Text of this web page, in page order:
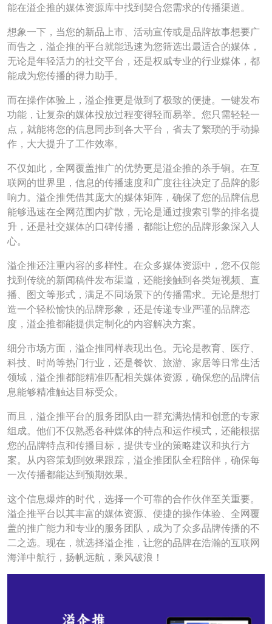
能在溢企推的媒体资源库中找到契合您需求的传播渠道。
想象一下，当您的新品上市、活动宣传或是品牌故事想要广
而告之，溢企推的平台就能迅速为您筛选出最适合的媒体，
无论是年轻活力的社交平台，还是权威专业的行业媒体，都
能成为您传播的得力助手。
而在操作体验上，溢企推更是做到了极致的便捷。一键发布
功能，让复杂的媒体投放过程变得轻而易举。您只需轻轻一
点，就能将您的信息同步到各大平台，省去了繁琐的手动操
作，大大提升了工作效率。
不仅如此，全网覆盖推广的优势更是溢企推的杀手锏。在互
联网的世界里，信息的传播速度和广度往往决定了品牌的影
响力。溢企推凭借其庞大的媒体矩阵，确保了您的品牌信息
能够迅速在全网范围内扩散，无论是通过搜索引擎的排名提
升，还是社交媒体的口碑传播，都能让您的品牌形象深入人
心。
溢企推还注重内容的多样性。在众多媒体资源中，您不仅能
找到传统的新闻稿件发布渠道，还能接触到各类短视频、直
播、图文等形式，满足不同场景下的传播需求。无论是想打
造一个轻松愉快的品牌形象，还是传递专业严谨的品牌态
度，溢企推都能提供定制化的内容解决方案。
细分市场方面，溢企推同样表现出色。无论是教育、医疗、
科技、时尚等热门行业，还是餐饮、旅游、家居等日常生活
领域，溢企推都能精准匹配相关媒体资源，确保您的品牌信
息能够精准触达目标受众。
而且，溢企推平台的服务团队由一群充满热情和创意的专家
组成。他们不仅熟悉各种媒体的特点和运作模式，还能根据
您的品牌特点和传播目标，提供专业的策略建议和执行方
案。从内容策划到效果跟踪，溢企推团队全程陪伴，确保每
一次传播都能达到预期效果。
这个信息爆炸的时代，选择一个可靠的合作伙伴至关重要。
溢企推平台以其丰富的媒体资源、便捷的操作体验、全网覆
盖的推广能力和专业的服务团队，成为了众多品牌传播的不
二之选。现在，就选择溢企推，让您的品牌在浩瀚的互联网
海洋中航行，扬帆远航，乘风破浪！